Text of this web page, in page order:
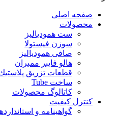
اصلی
ست همودیالیز
سوزن فیستولا
صافی همودیالیز
هالو فایبر ممبران
قطعات تزريق پلاستيك
ساخت Tube
کاتالوگ محصولات
کیفیت
گواهينامه و استانداردها